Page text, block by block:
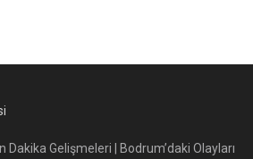
Dakika Gelişmeleri | Bodrum’daki Olayları